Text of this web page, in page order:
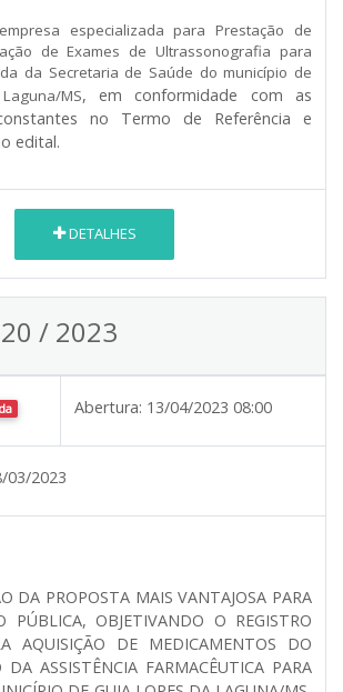
especializada para Prestação de
de Exames de Ultrassonografia para
da Secretaria de Saúde do município de
MS, em conformidade com as
no Termo de Referência e
edital.
DETALHES
/ 2023
Abertura: 13/04/2023 08:00
03/2023
DA PROPOSTA MAIS VANTAJOSA PARA
PÚBLICA, OBJETIVANDO O REGISTRO
AQUISIÇÃO DE MEDICAMENTOS DO
DA ASSISTÊNCIA FARMACÊUTICA PARA